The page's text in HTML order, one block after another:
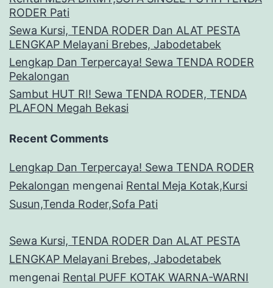
RODER Pati
Sewa Kursi, TENDA RODER Dan ALAT PESTA
LENGKAP Melayani Brebes, Jabodetabek
Lengkap Dan Terpercaya! Sewa TENDA RODER
Pekalongan
Sambut HUT RI! Sewa TENDA RODER, TENDA
PLAFON Megah Bekasi
Recent Comments
Lengkap Dan Terpercaya! Sewa TENDA RODER
Pekalongan mengenai Rental Meja Kotak,Kursi
Susun,Tenda Roder,Sofa Pati
Sewa Kursi, TENDA RODER Dan ALAT PESTA
LENGKAP Melayani Brebes, Jabodetabek
mengenai Rental PUFF KOTAK WARNA-WARNI